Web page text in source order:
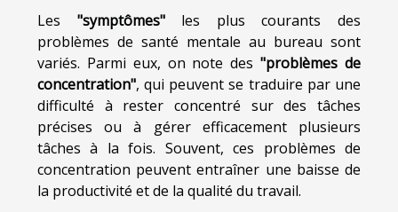
Les "symptômes"les plus courants des
problèmes de santé mentale au bureau sont
variés. Parmi eux, on note des"problèmes de
concentration", qui peuvent se traduire par une
difficulté à rester concentré sur des tâches
précises ou à gérer efficacement plusieurs
tâches à la fois. Souvent, ces problèmes de
concentration peuvent entraîner une baisse de
la productivité et de la qualité du travail.